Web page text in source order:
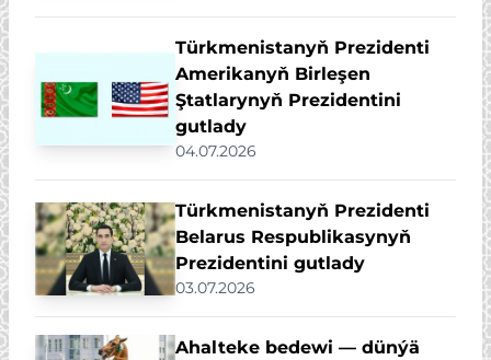
Türkmenistanyň Prezidenti
Amerikanyň Birleşen
Ştatlarynyň Prezidentini
gutlady
04.07.2026
Türkmenistanyň Prezidenti
Belarus Respublikasynyň
Prezidentini gutlady
03.07.2026
Ahalteke bedewi — dünýä